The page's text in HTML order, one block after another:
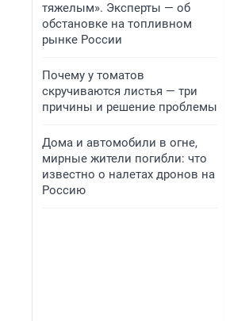
тяжелым». Эксперты — об
обстановке на топливном
рынке России
Почему у томатов
скручиваются листья — три
причины и решение проблемы
Дома и автомобили в огне,
мирные жители погибли: что
известно о налетах дронов на
Россию